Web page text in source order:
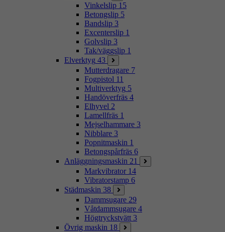
Vinkelslip 15
Betongslip 5
Bandslip 3
Excenterslip 1
Golvslip 3
Tak/väggslip 1
Elverktyg 43
Mutterdragare 7
Fogpistol 11
Multiverktyg 5
Handöverfräs 4
Elhyvel 2
Lamellfräs 1
Mejselhammare 3
Nibblare 3
Popnitmaskin 1
Betongspårfräs 6
Anläggningsmaskin 21
Markvibrator 14
Vibratorstamp 6
Städmaskin 38
Dammsugare 29
Våtdammsugare 4
Högtryckstvätt 3
Övrig maskin 18